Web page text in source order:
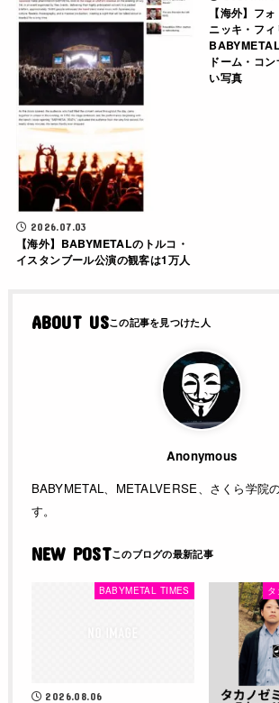
2026.07.03
【海外】BABYMETALのトルコ・
イスタンブール公演の観客は1万人
【海外】フ
ニッキ・フ
ドーム・コ
い写真
ABOUT US
Anonymous
BABYMETAL、METALVERSE、さくら学院
す。
NEW POST
BABYMETAL TIMES
2026.08.06